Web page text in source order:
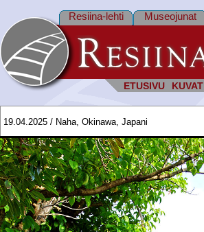
ETUSIVU KUVAT
Resiina-lehti Museojunat
19.04.2025 / Naha, Okinawa, Japani